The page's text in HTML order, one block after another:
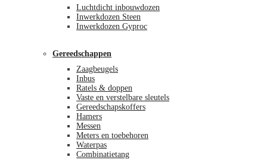
Luchtdicht inbouwdozen
Inwerkdozen Steen
Inwerkdozen Gyproc
Gereedschappen
Zaagbeugels
Inbus
Ratels & doppen
Vaste en verstelbare sleutels
Gereedschapskoffers
Hamers
Messen
Meters en toebehoren
Waterpas
Combinatietang